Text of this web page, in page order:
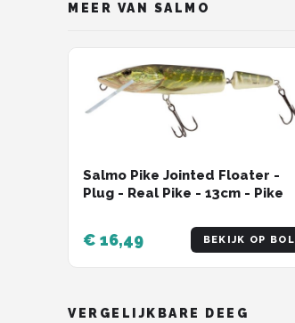
Alle merken →
MEER VAN SALMO
Salmo Pike Jointed Floater -
Plug - Real Pike - 13cm - Pike
€ 16,49 BEKIJK OP BOL
VERGELIJKBARE DEEG